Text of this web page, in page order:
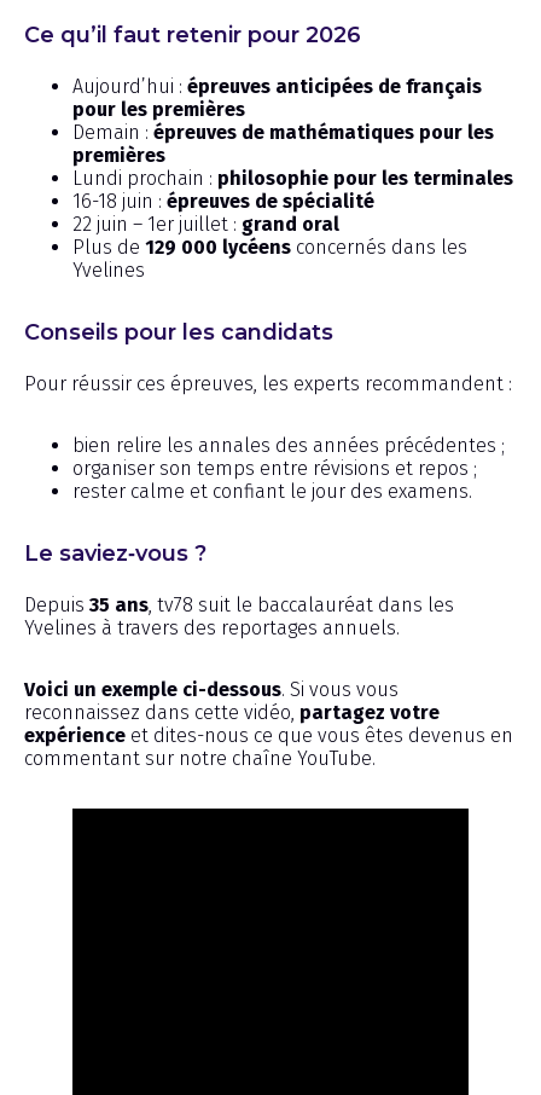
Ce qu’il faut retenir pour 2026
Aujourd’hui : épreuves anticipées de français
pour les premières
Demain : épreuves de mathématiques pour les
premières
Lundi prochain : philosophie pour les terminales
16-18 juin : épreuves de spécialité
22 juin – 1er juillet : grand oral
Plus de 129 000 lycéens concernés dans les
Yvelines
Conseils pour les candidats
Pour réussir ces épreuves, les experts recommandent :
bien relire les annales des années précédentes ;
organiser son temps entre révisions et repos ;
rester calme et confiant le jour des examens.
Le saviez‑vous ?
Depuis 35 ans , tv78 suit le baccalauréat dans les
Yvelines à travers des reportages annuels.
Voici un exemple ci-dessous. Si vous vous
reconnaissez dans cette vidéo, partagez votre
expérience et dites-nous ce que vous êtes devenus en
commentant sur notre chaîne YouTube.